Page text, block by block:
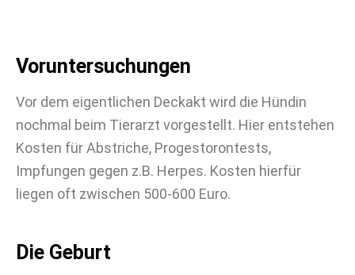
Voruntersuchungen
Vor dem eigentlichen Deckakt wird die Hündin
nochmal beim Tierarzt vorgestellt. Hier entstehen
Kosten für Abstriche, Progestorontests,
Impfungen gegen z.B. Herpes. Kosten hierfür
liegen oft zwischen 500-600 Euro.
Die Geburt